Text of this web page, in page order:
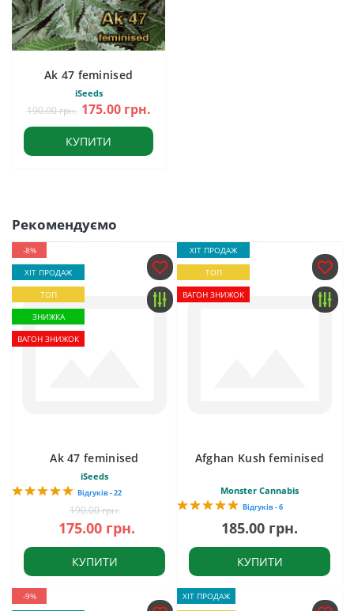
Ak 47 feminised
iSeeds
190.00 грн. 175.00 грн.
КУПИТИ
Рекомендуємо
-8%
ХІТ ПРОДАЖ
ТОП
ЗНИЖКА
ВАГОН ЗНИЖОК
Ak 47 feminised
iSeeds
Відгуків - 22
190.00 грн.
175.00 грн.
КУПИТИ
ХІТ ПРОДАЖ
ТОП
ВАГОН ЗНИЖОК
Afghan Kush feminised
Monster Cannabis
Відгуків - 6
185.00 грн.
КУПИТИ
-9%
ХІТ ПРОДАЖ